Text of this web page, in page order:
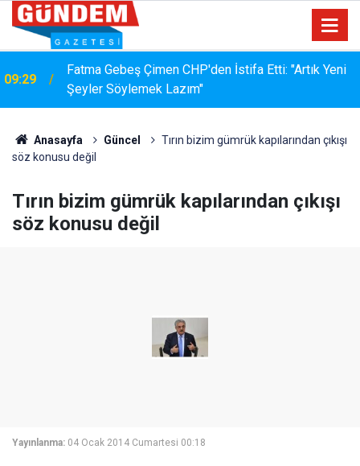
09:29
Fatma Gebeş Çimen CHP'den İstifa Etti: "Artık Yeni
Şeyler Söylemek Lazım"
Anasayfa Güncel
Tırın bizim gümrük kapılarından çıkışı
söz konusu değil
Tırın bizim gümrük kapılarından çıkışı
söz konusu değil
Yayınlanma: 04 Ocak 2014 Cumartesi 00:18